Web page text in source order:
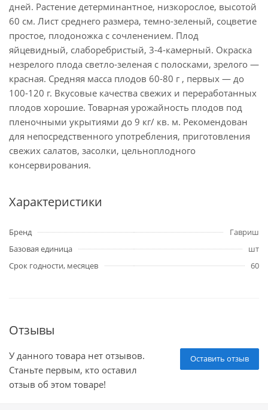
дней. Растение детерминантное, низкорослое, высотой
60 см. Лист среднего размера, темно-зеленый, соцветие
простое, плодоножка с сочленением. Плод
яйцевидный, слаборебристый, 3-4-камерный. Окраска
незрелого плода светло-зеленая с полосками, зрелого —
красная. Средняя масса плодов 60-80 г , первых — до
100-120 г. Вкусовые качества свежих и переработанных
плодов хорошие. Товарная урожайность плодов под
пленочными укрытиями до 9 кг/ кв. м. Рекомендован
для непосредственного употребления, приготовления
свежих салатов, засолки, цельноплодного
консервирования.
Характеристики
Бренд
Гавриш
Базовая единица
шт
Срок годности, месяцев
60
Отзывы
Оставить отзыв
У данного товара нет отзывов.
Станьте первым, кто оставил
отзыв об этом товаре!